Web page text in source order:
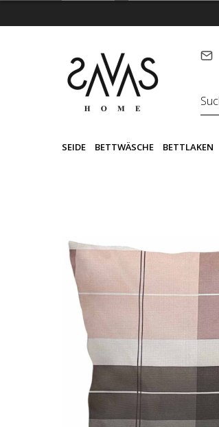
SEIDE BETTWÄSCHE BETTLAKEN